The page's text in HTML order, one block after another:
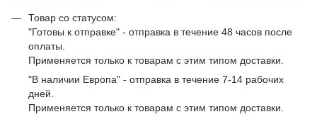
Товар со статусом:
"Готовы к отправке" - отправка в течение 48 часов после
оплаты.
Применяется только к товарам с этим типом доставки.
"В наличии Европа" - отправка в течение 7-14 рабочих
дней.
Применяется только к товарам с этим типом доставки.